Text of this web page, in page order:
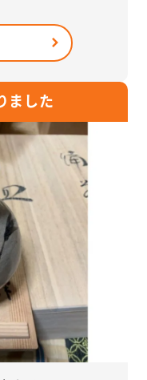
ました